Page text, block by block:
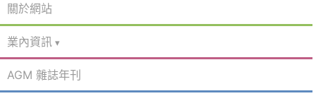
關於網站
業內資訊
AGM 雜誌年刊